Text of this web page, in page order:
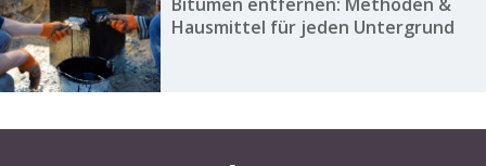
Hausmittel für jeden Untergrund